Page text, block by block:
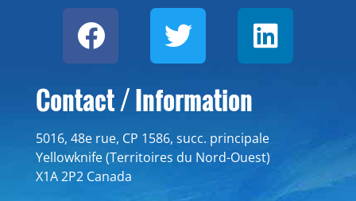
Contact / Information
5016, 48e rue, CP 1586, succ. principale
Yellowknife (Territoires du Nord-Ouest)
X1A 2P2 Canada